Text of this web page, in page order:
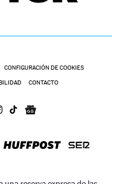
CONFIGURACIÓN DE COOKIES
CONTACTO